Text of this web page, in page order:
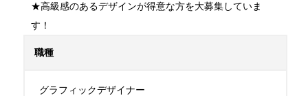
★高級感のあるデザインが得意な方を大募集していま
す！
職種
グラフィックデザイナー